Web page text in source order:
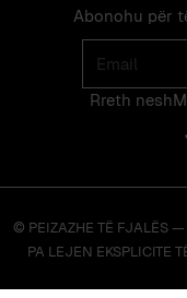
Abonohu për
Email
Rreth nesh
© PEIZAZHE TË FJALËS
PA LEJEN EKSPLICITE